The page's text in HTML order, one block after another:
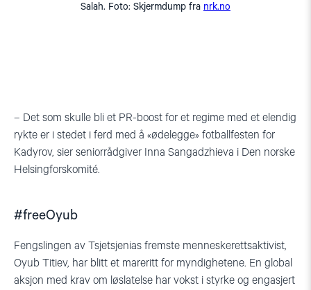
Salah. Foto: Skjermdump fra nrk.no
– Det som skulle bli et PR-boost for et regime med et elendig
rykte er i stedet i ferd med å «ødelegge» fotballfesten for
Kadyrov, sier seniorrådgiver Inna Sangadzhieva i Den norske
Helsingforskomité.
#freeOyub
Fengslingen av Tsjetsjenias fremste menneskerettsaktivist,
Oyub Titiev, har blitt et mareritt for myndighetene. En global
aksjon med krav om løslatelse har vokst i styrke og engasjert